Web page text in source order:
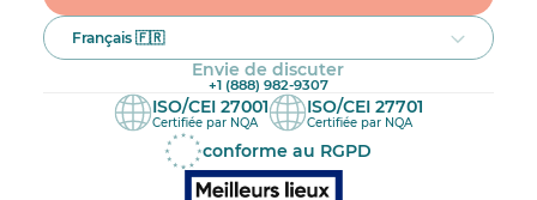
Français 🇫🇷
Envie de discuter
+1 (888) 982-9307
ISO/CEI 27001
Certifiée par NQA
ISO/CEI 27701
Certifiée par NQA
conforme au RGPD